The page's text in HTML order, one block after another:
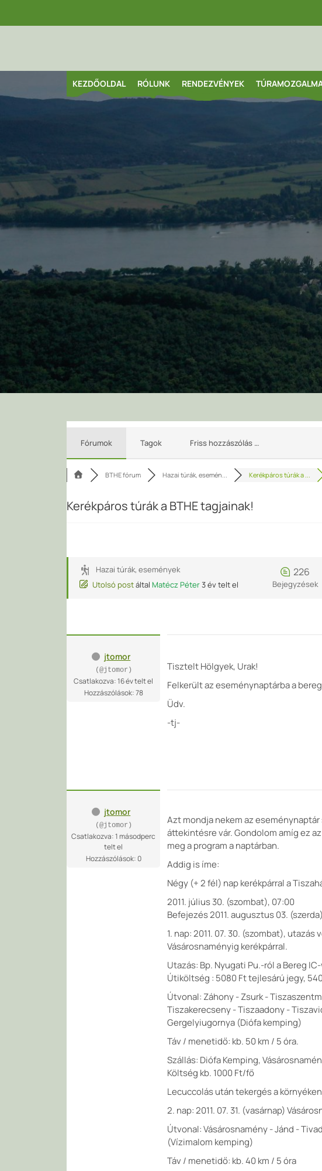
KEZDŐOLDAL RÓLUNK RENDEZVÉNYEK
Fórumok Tagok Friss hozzászólás …
BTHE fórum Hazai túrák, esemén... Kerékpáros túrák a ...
Kerékpáros túrák a BTHE tagjainak!
Hazai túrák, események
Utolsó postáltal Matécz Péter3 év telt el
226
Bejegyzések
jtomor
(@jtomor)
Csatlakozva: 16 év telt el
Hozzászólások: 78
Tisztelt Hölgyek, Urak!
Felkerült az eseménynaptárba a
Üdv.
-tj-
jtomor
(@jtomor)
Csatlakozva: 1 másodperc
telt el
Hozzászólások: 0
Azt mondja nekem az
áttekintésre vár. Gondolom amíg ez
meg a program a naptárban.
Addig is íme:
Négy (+ 2 fél) nap kerékpárral a
2011. július 30. (szombat), 07:00
Befejezés 2011. augusztus 03. (szerda)
1. nap: 2011. 07. 30. (szombat),
Vásárosnaményig kerékpárral.
Utazás: Bp. Nyugati Pu.-ról a Bereg
Útiköltség : 5080 Ft tejlesárú jegy,
Útvonal: Záhony - Zsurk -
Tiszakerecseny - Tiszaadony -
Gergelyiugornya (Diófa kemping)
Táv / menetidő: kb. 50 km / 5 óra.
Szállás: Diófa Kemping,
Költség kb. 1000 Ft/fő
Lecuccolás után tekergés a
2. nap: 2011. 07. 31. (vasárnap)
Útvonal: Vásárosnamény - Jánd -
(Vízimalom kemping)
Táv / menetidő: kb. 40 km / 5 óra